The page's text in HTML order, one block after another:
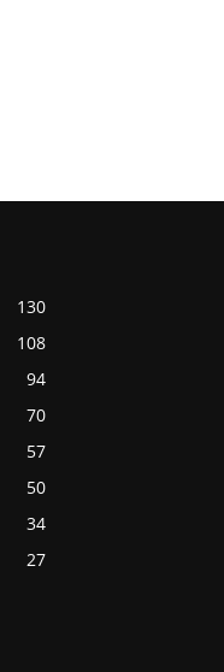
130
108
94
70
57
50
34
27